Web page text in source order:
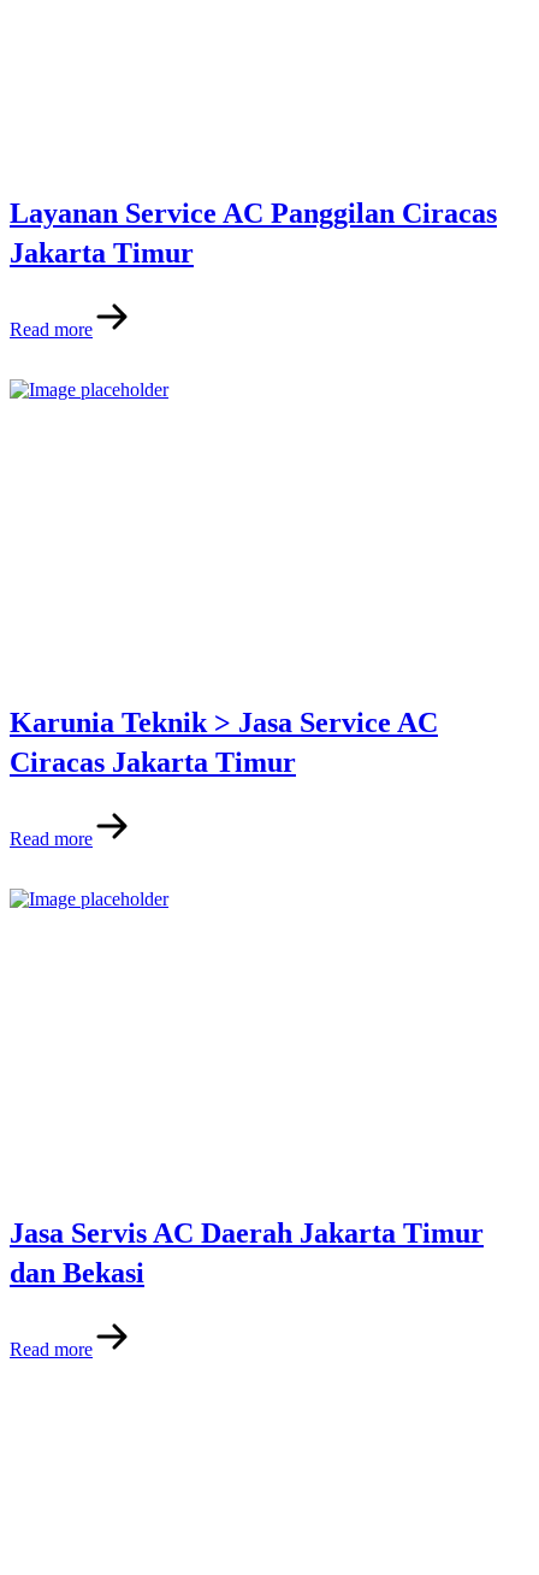
Layanan Service AC Panggilan Ciracas
Jakarta Timur
Read more
Karunia Teknik > Jasa Service AC
Ciracas Jakarta Timur
Read more
Jasa Servis AC Daerah Jakarta Timur
dan Bekasi
Read more